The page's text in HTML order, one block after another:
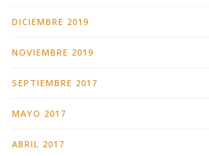
DICIEMBRE 2019
NOVIEMBRE 2019
SEPTIEMBRE 2017
MAYO 2017
ABRIL 2017